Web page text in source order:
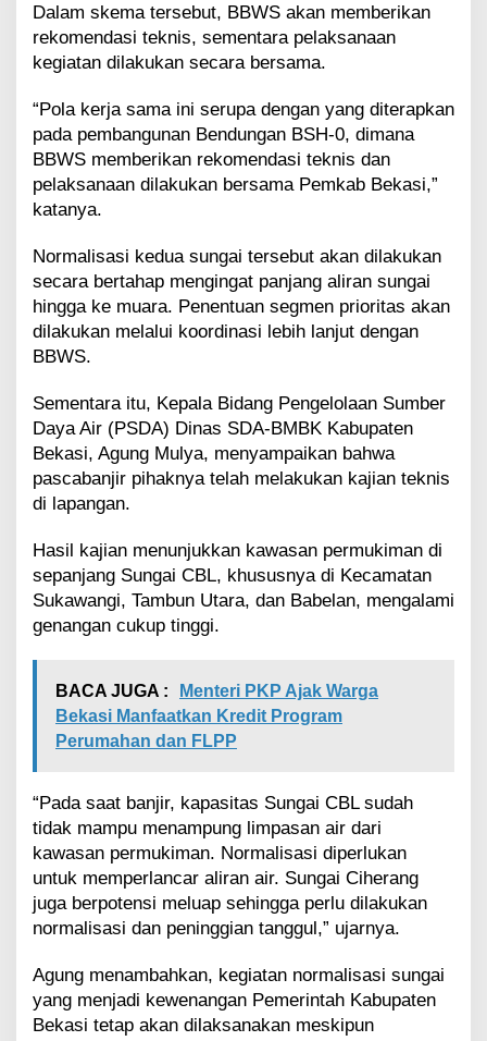
Dalam skema tersebut, BBWS akan memberikan
rekomendasi teknis, sementara pelaksanaan
kegiatan dilakukan secara bersama.
“Pola kerja sama ini serupa dengan yang diterapkan
pada pembangunan Bendungan BSH-0, dimana
BBWS memberikan rekomendasi teknis dan
pelaksanaan dilakukan bersama Pemkab Bekasi,”
katanya.
Normalisasi kedua sungai tersebut akan dilakukan
secara bertahap mengingat panjang aliran sungai
hingga ke muara. Penentuan segmen prioritas akan
dilakukan melalui koordinasi lebih lanjut dengan
BBWS.
Sementara itu, Kepala Bidang Pengelolaan Sumber
Daya Air (PSDA) Dinas SDA-BMBK Kabupaten
Bekasi, Agung Mulya, menyampaikan bahwa
pascabanjir pihaknya telah melakukan kajian teknis
di lapangan.
Hasil kajian menunjukkan kawasan permukiman di
sepanjang Sungai CBL, khususnya di Kecamatan
Sukawangi, Tambun Utara, dan Babelan, mengalami
genangan cukup tinggi.
BACA JUGA :
Menteri PKP Ajak Warga
Bekasi Manfaatkan Kredit Program
Perumahan dan FLPP
“Pada saat banjir, kapasitas Sungai CBL sudah
tidak mampu menampung limpasan air dari
kawasan permukiman. Normalisasi diperlukan
untuk memperlancar aliran air. Sungai Ciherang
juga berpotensi meluap sehingga perlu dilakukan
normalisasi dan peninggian tanggul,” ujarnya.
Agung menambahkan, kegiatan normalisasi sungai
yang menjadi kewenangan Pemerintah Kabupaten
Bekasi tetap akan dilaksanakan meskipun